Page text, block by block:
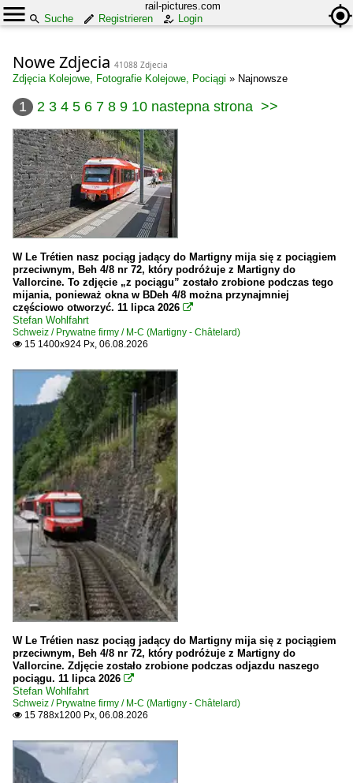
rail-pictures.com
Suche
Registrieren Login
Nowe Zdjecia 41088 Zdjecia
Zdjęcia Kolejowe, Fotografie Kolejowe, Pociągi » Najnowsze
1 2 3 4 5 6 7 8 9 10 nastepna strona >>
W Le Trétien nasz pociąg jadący do Martigny mija się z pociągiem
przeciwnym, Beh 4/8 nr 72, który podróżuje z Martigny do
Vallorcine. To zdjęcie „z pociągu” zostało zrobione podczas tego
mijania, ponieważ okna w BDeh 4/8 można przynajmniej
częściowo otworzyć. 11 lipca 2026 
Stefan Wohlfahrt
Schweiz / Prywatne firmy / M-C (Martigny - Châtelard)
 15 1400x924 Px, 06.08.2026
W Le Trétien nasz pociąg jadący do Martigny mija się z pociągiem
przeciwnym, Beh 4/8 nr 72, który podróżuje z Martigny do
Vallorcine. Zdjęcie zostało zrobione podczas odjazdu naszego
pociągu. 11 lipca 2026 
Stefan Wohlfahrt
Schweiz / Prywatne firmy / M-C (Martigny - Châtelard)
 15 788x1200 Px, 06.08.2026